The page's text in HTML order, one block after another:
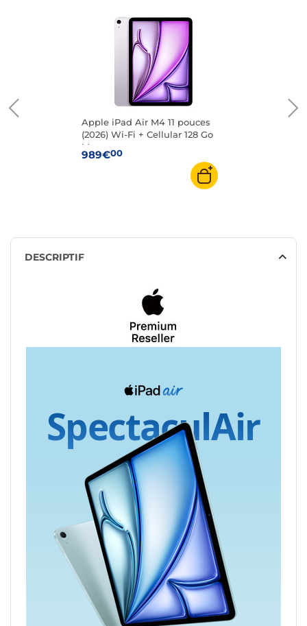
Apple iPad Air M4 11 pouces
(2026) Wi-Fi + Cellular 128 Go
Mauve
989€00
DESCRIPTIF
SpectaculAir